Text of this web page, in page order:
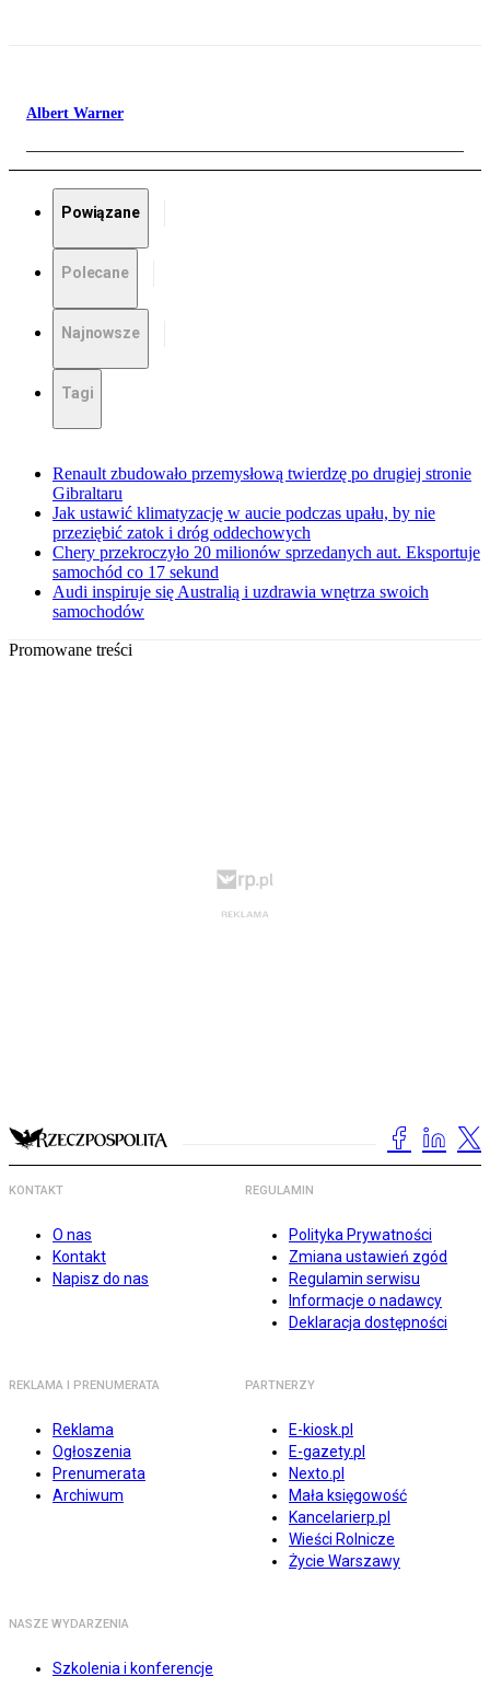
Albert Warner
Powiązane
Polecane
Najnowsze
Tagi
Renault zbudowało przemysłową twierdzę po drugiej stronie
Gibraltaru
Jak ustawić klimatyzację w aucie podczas upału, by nie
przeziębić zatok i dróg oddechowych
Chery przekroczyło 20 milionów sprzedanych aut. Eksportuje
samochód co 17 sekund
Audi inspiruje się Australią i uzdrawia wnętrza swoich
samochodów
Promowane treści
KONTAKT
O nas
Kontakt
Napisz do nas
REGULAMIN
Polityka Prywatności
Zmiana ustawień zgód
Regulamin serwisu
Informacje o nadawcy
Deklaracja dostępności
REKLAMA I PRENUMERATA
Reklama
Ogłoszenia
Prenumerata
Archiwum
PARTNERZY
E-kiosk.pl
E-gazety.pl
Nexto.pl
Mała księgowość
Kancelarierp.pl
Wieści Rolnicze
Życie Warszawy
NASZE WYDARZENIA
Szkolenia i konferencje